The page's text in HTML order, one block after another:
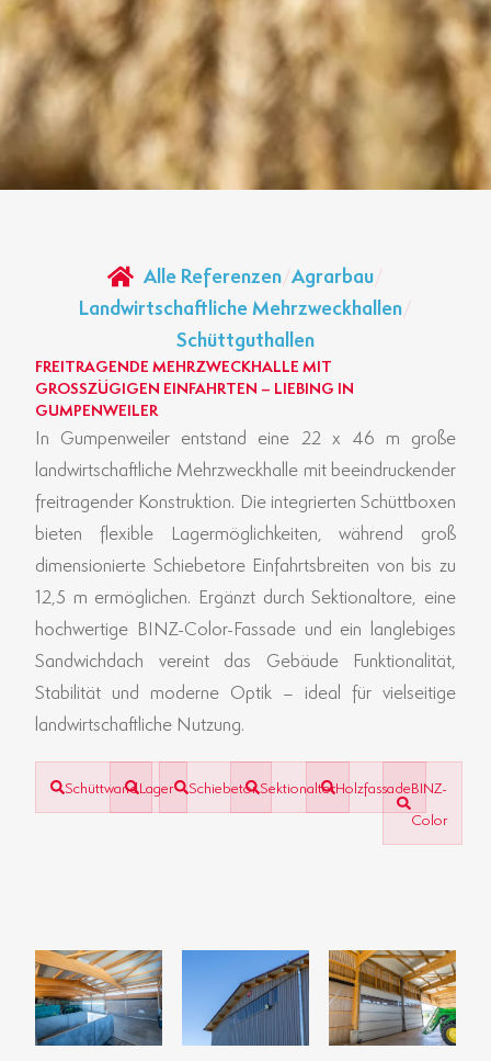
Alle Referenzen/Agrarbau/
Landwirtschaftliche Mehrzweckhallen/
Schüttguthallen
FREITRAGENDE MEHRZWECKHALLE MIT
GROSSZÜGIGEN EINFAHRTEN – LIEBING IN G
UMPENWEILER
In Gumpenweiler entstand eine 22 x 46 m große
landwirtschaftliche Mehrzweckhalle mit beeindruckender
freitragender Konstruktion. Die integrierten Schüttboxen
bieten flexible Lagermöglichkeiten, während groß
dimensionierte Schiebetore Einfahrtsbreiten von bis zu
12,5 m ermöglichen. Ergänzt durch Sektionaltore, eine
hochwertige BINZ-Color-Fassade und ein langlebiges
Sandwichdach vereint das Gebäude Funktionalität,
Stabilität und moderne Optik – ideal für vielseitige
landwirtschaftliche Nutzung.
SchüttwandLager SchiebetorSektionaltorHolzfassadeBINZ-
Color